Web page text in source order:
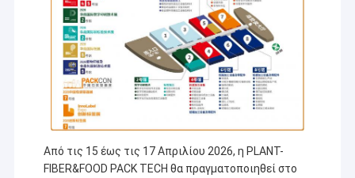
Από τις 15 έως τις 17 Απριλίου 2026, η PLANT-
FIBER&FOOD PACK TECH θα πραγματοποιηθεί στο